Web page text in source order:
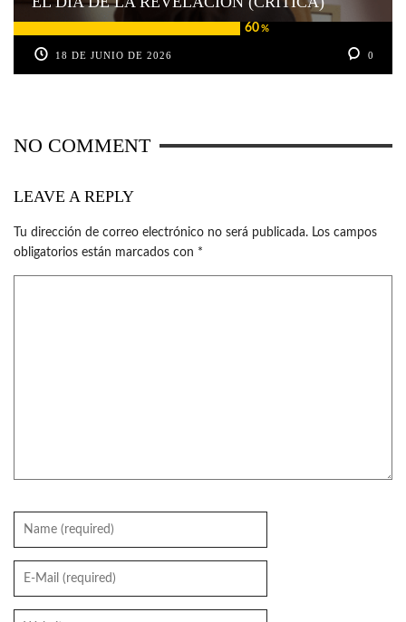
60%
18 DE JUNIO DE 2026 0
NO COMMENT
LEAVE A REPLY
Tu dirección de correo electrónico no será publicada. Los campos
obligatorios están marcados con *